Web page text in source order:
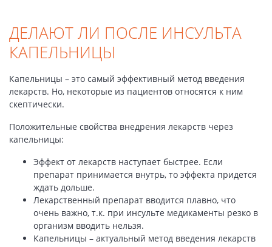
ДЕЛАЮТ ЛИ ПОСЛЕ ИНСУЛЬТА
КАПЕЛЬНИЦЫ
Капельницы – это самый эффективный метод введения
лекарств. Но, некоторые из пациентов относятся к ним
скептически.
Положительные свойства внедрения лекарств через
капельницы:
Эффект от лекарств наступает быстрее. Если
препарат принимается внутрь, то эффекта придется
ждать дольше.
Лекарственный препарат вводится плавно, что
очень важно, т.к. при инсульте медикаменты резко в
организм вводить нельзя.
Капельницы – актуальный метод введения лекарств